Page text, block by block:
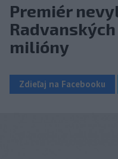
Premiér
milióny
Zdieľaj na Facebooku